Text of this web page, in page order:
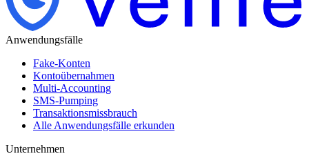
Anwendungsfälle
Fake-Konten
Kontoübernahmen
Multi-Accounting
SMS-Pumping
Transaktionsmissbrauch
Alle Anwendungsfälle erkunden
Unternehmen